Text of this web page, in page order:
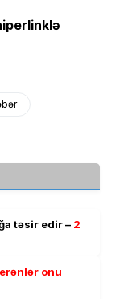
təsir edir – 2
onu